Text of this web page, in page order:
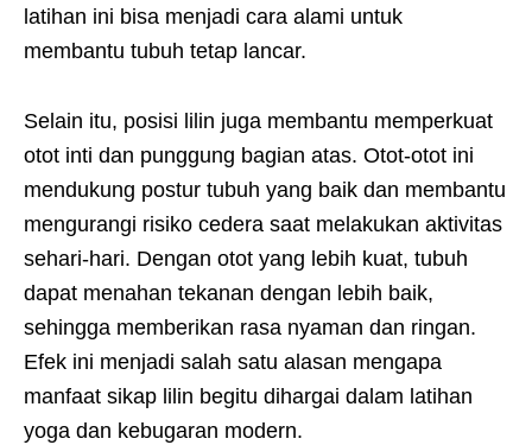
latihan ini bisa menjadi cara alami untuk
membantu tubuh tetap lancar.
Selain itu, posisi lilin juga membantu memperkuat
otot inti dan punggung bagian atas. Otot-otot ini
mendukung postur tubuh yang baik dan membantu
mengurangi risiko cedera saat melakukan aktivitas
sehari-hari. Dengan otot yang lebih kuat, tubuh
dapat menahan tekanan dengan lebih baik,
sehingga memberikan rasa nyaman dan ringan.
Efek ini menjadi salah satu alasan mengapa
manfaat sikap lilin begitu dihargai dalam latihan
yoga dan kebugaran modern.